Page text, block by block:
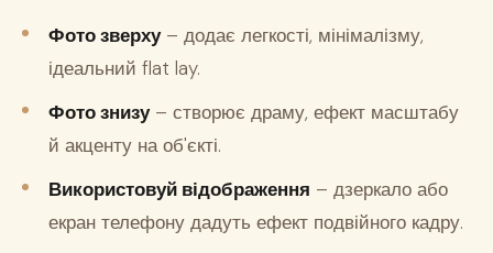
Фото зверху– додає легкості, мінімалізму,
ідеальний flat lay.
Фото знизу– створює драму, ефект масштабу
й акценту на об'єкті.
Використовуй відображення – дзеркало або
екран телефону дадуть ефект подвійного кадру.